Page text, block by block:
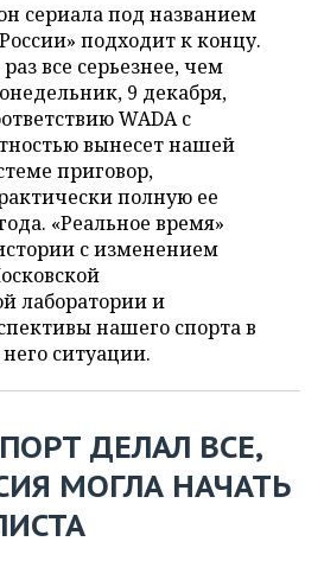
сериала под названием
подходит к концу.
все серьезнее, чем
9 декабря,
WADA с
вынесет нашей
приговор,
полную ее
«Реальное время»
с изменением
лаборатории и
нашего спорта в
ситуации.
ДЕЛАЛ ВСЕ,
МОГЛА НАЧАТЬ